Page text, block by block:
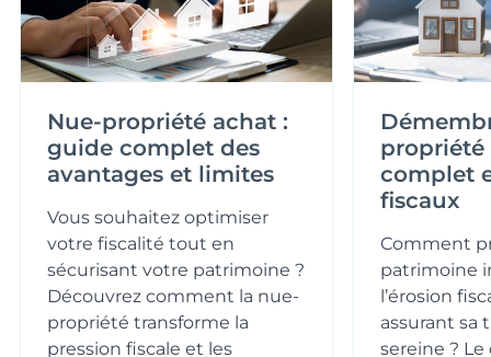
Nue-propriété achat :
guide complet des
avantages et limites
Vous souhaitez optimiser
votre fiscalité tout en
sécurisant votre patrimoine ?
Découvrez comment la nue-
propriété transforme la
pression fiscale et les
propriété
complet
fiscaux
Comment
patrimoine
l’érosion
assurant sa
sereine ?